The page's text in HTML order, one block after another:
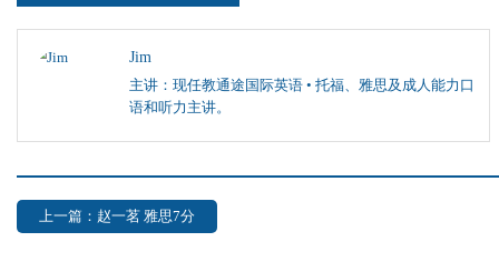
Jim
主讲：现任教通途国际英语 • 托福、雅思及成人能力口
语和听力主讲。
上一篇：赵一茗 雅思7分